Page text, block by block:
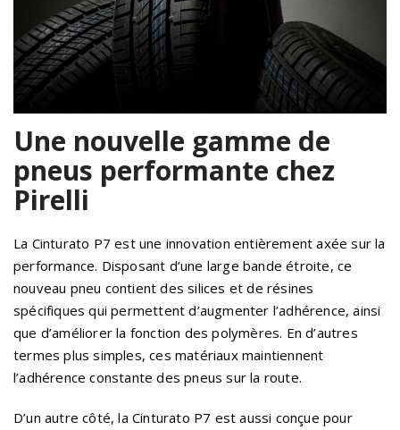
Une nouvelle gamme de
pneus performante chez
Pirelli
La Cinturato P7 est une innovation entièrement axée sur la
performance. Disposant d’une large bande étroite, ce
nouveau pneu contient des silices et de résines
spécifiques qui permettent d’augmenter l’adhérence, ainsi
que d’améliorer la fonction des polymères. En d’autres
termes plus simples, ces matériaux maintiennent
l’adhérence constante des pneus sur la route.
D’un autre côté, la Cinturato P7 est aussi conçue pour